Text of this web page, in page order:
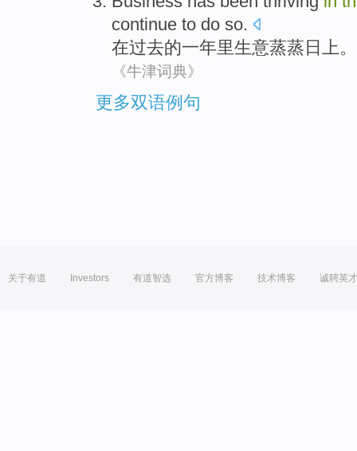
continue to do so.
在过去的一年里生意蒸蒸日上。
《牛津词典》
更多双语例句
关于有道 Investors 有道智选 官方博客 技术博客 诚聘英才